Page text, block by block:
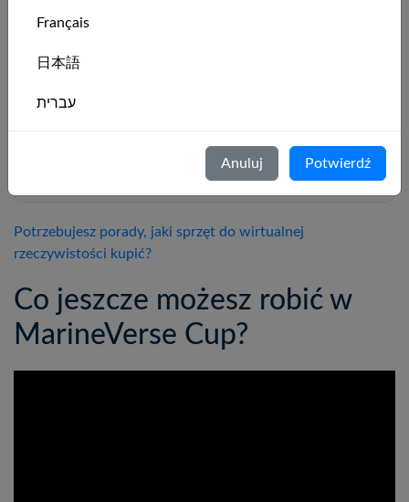
Pobierz MarineVerse Cup na Meta Quest i zacznij
zadawać pytania, poznawać doświadczonych żeglarzy
Wejdź na serwer czatu MarineVerse Discord
Potrzebujesz porady, jaki sprzęt do wirtualnej
rzeczywistości kupić?
Co jeszcze możesz robić w
MarineVerse Cup?
Français
日本語
עברית
Português
Svenska
Anuluj Potwierdź